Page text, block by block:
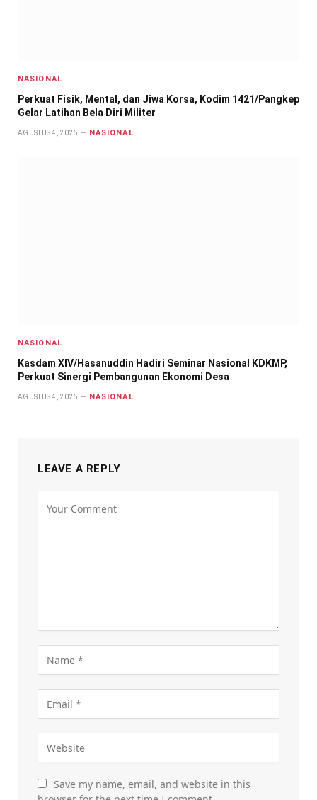
NASIONAL
Perkuat Fisik, Mental, dan Jiwa Korsa, Kodim 1421/Pangkep
Gelar Latihan Bela Diri Militer
AGUSTUS 4, 2026 NASIONAL
NASIONAL
Kasdam XIV/Hasanuddin Hadiri Seminar Nasional KDKMP,
Perkuat Sinergi Pembangunan Ekonomi Desa
AGUSTUS 4, 2026 NASIONAL
LEAVE A REPLY
Save my name, email, and website in this